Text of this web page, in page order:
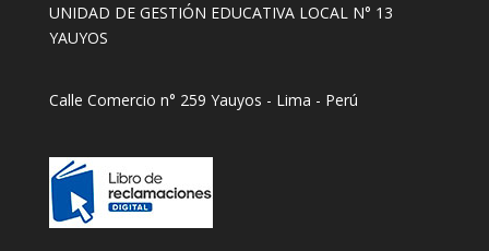
UNIDAD DE GESTIÓN EDUCATIVA LOCAL N° 13
YAUYOS
Calle Comercio n° 259 Yauyos - Lima - Perú